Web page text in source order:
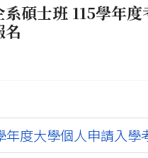
系碩士班 115學年度
名
年度大學個人申請入